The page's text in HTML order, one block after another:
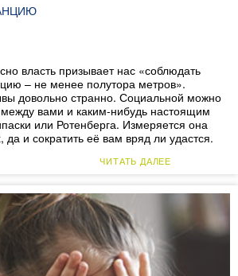
власть призывает нас «соблюдать
– не менее полутора метров».
довольно странно. Социальной можно
вами и каким-нибудь настоящим
или Ротенберга. Измеряется она
и сократить её вам вряд ли удастся.
ЧИТАТЬ ДАЛЕЕ